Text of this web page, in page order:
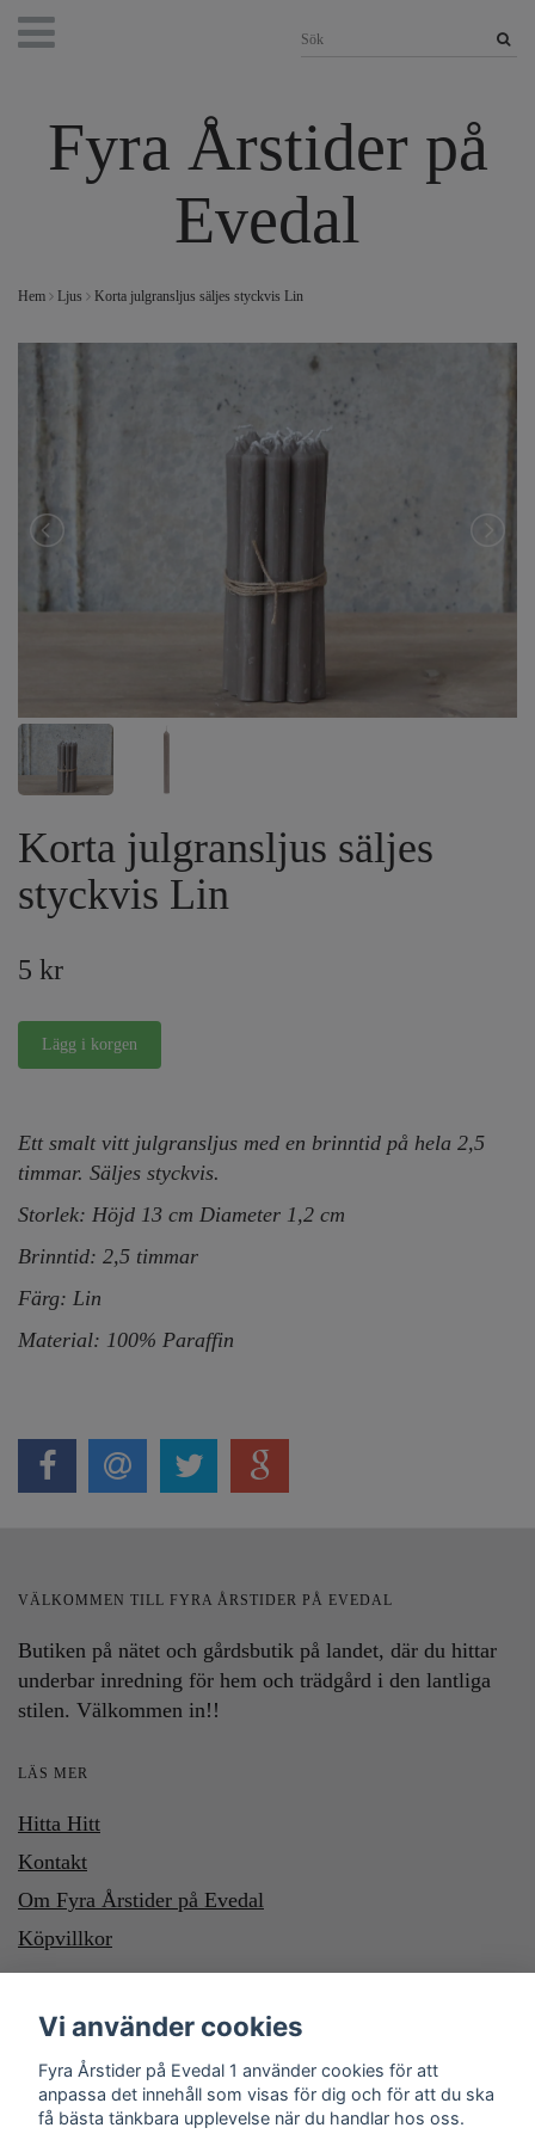
Fyra Årstider på
Evedal
Hem Ljus Korta julgransljus säljes styckvis Lin
Korta julgransljus säljes
styckvis Lin
5 kr
Ett smalt vitt julgransljus med en brinntid på hela 2,5
timmar. Säljes styckvis.
Storlek: Höjd 13 cm Diameter 1,2 cm
Brinntid: 2,5 timmar
Färg: Lin
Material: 100% Paraffin
VÄLKOMMEN TILL FYRA ÅRSTIDER PÅ EVEDAL
Butiken på nätet och gårdsbutik på landet, där du hittar
underbar inredning för hem och trädgård i den lantliga
stilen. Välkommen in!!
LÄS MER
Hitta Hitt
Kontakt
Om Fyra Årstider på Evedal
Köpvillkor
BETALA MED SWISH, SWISHA DU TILL NUMMER 1232700987
Vi använder cookies
Fyra Årstider på Evedal 1 använder cookies för att
anpassa det innehåll som visas för dig och för att du ska
få bästa tänkbara upplevelse när du handlar hos oss.